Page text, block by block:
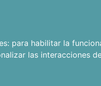
para habilitar la
las interacciones